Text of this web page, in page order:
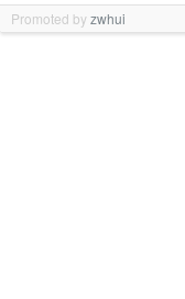
Promoted byzwhui